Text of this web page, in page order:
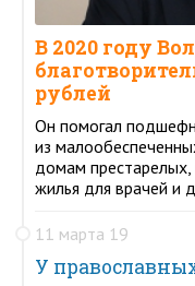
В 2020 году
рублей
Он помогал
из
домам престарелых,
жилья для врачей и
11 марта 19
У